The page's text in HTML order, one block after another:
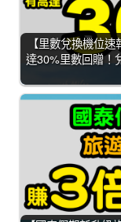
【里數兌換機位
達30%里數回贈！